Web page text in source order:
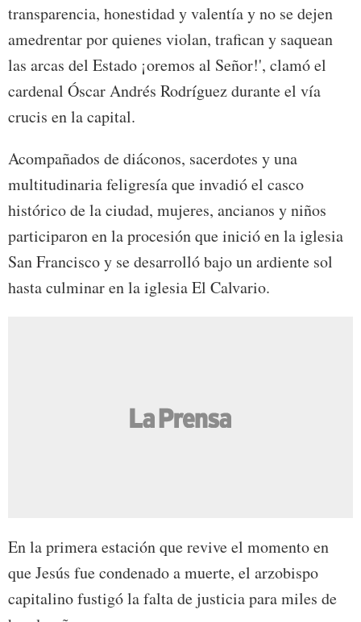
transparencia, honestidad y valentía y no se dejen
amedrentar por quienes violan, trafican y saquean
las arcas del Estado ¡oremos al Señor!', clamó el
cardenal Óscar Andrés Rodríguez durante el vía
crucis en la capital.
Acompañados de diáconos, sacerdotes y una
multitudinaria feligresía que invadió el casco
histórico de la ciudad, mujeres, ancianos y niños
participaron en la procesión que inició en la iglesia
San Francisco y se desarrolló bajo un ardiente sol
hasta culminar en la iglesia El Calvario.
En la primera estación que revive el momento en
que Jesús fue condenado a muerte, el arzobispo
capitalino fustigó la falta de justicia para miles de